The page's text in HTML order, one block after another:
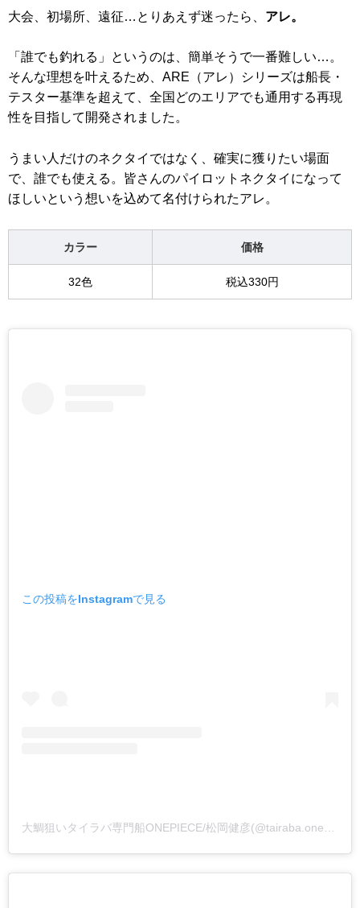
大会、初場所、遠征…とりあえず迷ったら、 アレ。
「誰でも釣れる」というのは、簡単そうで一番難しい…。
そんな理想を叶えるため、ARE（アレ）シリーズは船長・
テスター基準を超えて、全国どのエリアでも通用する再現
性を目指して開発されました。
うまい人だけのネクタイではなく、確実に獲りたい場面
で、誰でも使える。皆さんのパイロットネクタイになって
ほしいという想いを込めて名付けられたアレ。
カラー 価格
32色 税込330円
この投稿をInstagramで見る